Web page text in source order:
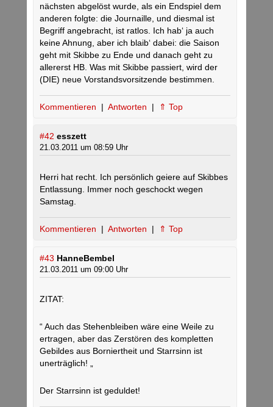
nächsten abgelöst wurde, als ein Endspiel dem
anderen folgte: die Journaille, und diesmal ist
Begriff angebracht, ist ratlos. Ich hab‘ ja auch
keine Ahnung, aber ich blaib‘ dabei: die Saison
geht mit Skibbe zu Ende und danach geht zu
allererst HB. Was mit Skibbe passiert, wird der
(DIE) neue Vorstandsvorsitzende bestimmen.
Kommentieren | Antworten | ⇑ Top
#42 esszett
21.03.2011 um 08:59 Uhr
Herri hat recht. Ich persönlich geiere auf Skibbes
Entlassung. Immer noch geschockt wegen
Samstag.
Kommentieren | Antworten | ⇑ Top
#43 HanneBembel
21.03.2011 um 09:00 Uhr
ZITAT:
“ Auch das Stehenbleiben wäre eine Weile zu
ertragen, aber das Zerstören des kompletten
Gebildes aus Borniertheit und Starrsinn ist
unerträglich! „
Der Starrsinn ist geduldet!